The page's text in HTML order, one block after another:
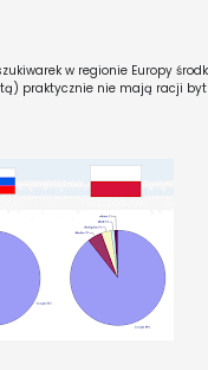
w regionie Europy
praktycznie nie mają racji